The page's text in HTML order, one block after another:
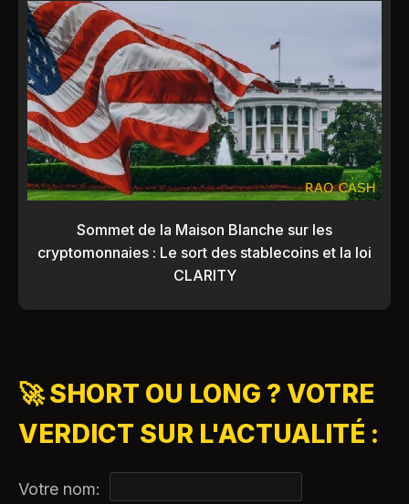
Sommet de la Maison Blanche sur les
cryptomonnaies : Le sort des stablecoins et la loi
CLARITY
🚀 SHORT OU LONG ? VOTRE
VERDICT SUR L'ACTUALITÉ :
Votre nom: